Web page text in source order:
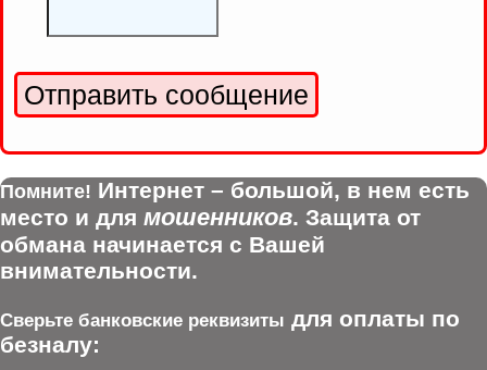
Помните! Интернет – большой, в нем есть
место и для мошенников. Защита от
обмана начинается с Вашей
внимательности.
Сверьте банковские реквизиты для оплаты по
безналу: